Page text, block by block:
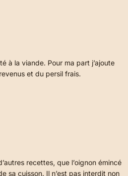
à la viande. Pour ma part j’ajoute
et du persil frais.
recettes, que l’oignon émincé
sa cuisson. Il n’est pas interdit non